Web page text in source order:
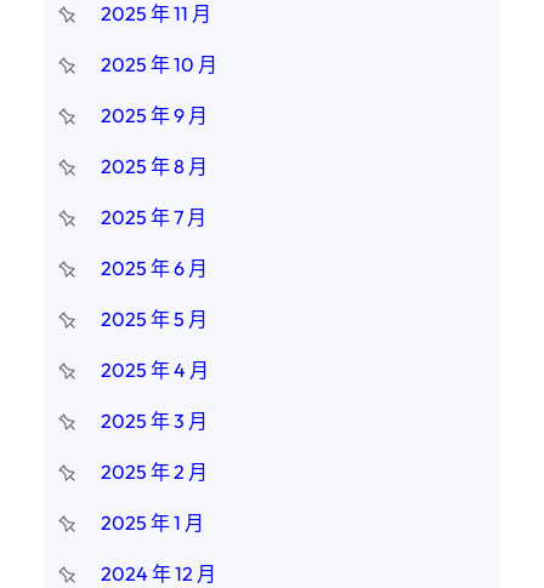
2025 年 11 月
2025 年 10 月
2025 年 9 月
2025 年 8 月
2025 年 7 月
2025 年 6 月
2025 年 5 月
2025 年 4 月
2025 年 3 月
2025 年 2 月
2025 年 1 月
2024 年 12 月